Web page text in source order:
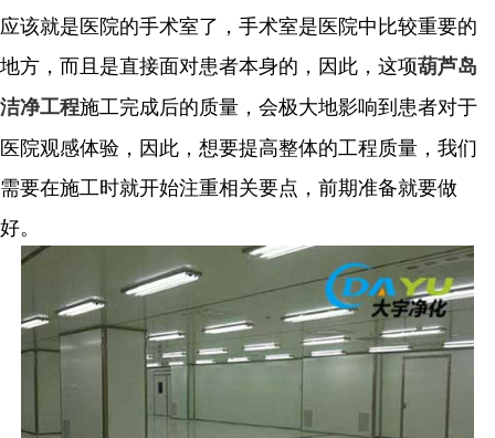
应该就是医院的手术室了，手术室是医院中比较重要的
地方，而且是直接面对患者本身的，因此，这项葫芦岛
洁净工程施工完成后的质量，会极大地影响到患者对于
医院观感体验，因此，想要提高整体的工程质量，我们
需要在施工时就开始注重相关要点，前期准备就要做
好。